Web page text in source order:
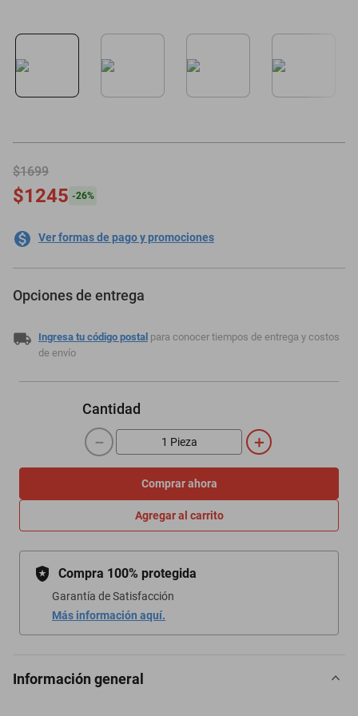
$1699
$1245 -26%
Ver formas de pago y promociones
Opciones de entrega
Ingresa tu código postal para conocer tiempos de entrega y costos
de envío
Cantidad
＋
－
Comprar ahora
Agregar al carrito
Compra 100% protegida
Garantía de Satisfacción
Más información aquí.
Información general